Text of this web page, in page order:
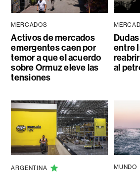
MERCADOS
Activos de mercados
emergentes caen por
temor a que el acuerdo
sobre Ormuz eleve las
tensiones
entre
al
ARGENTINA MUNDO